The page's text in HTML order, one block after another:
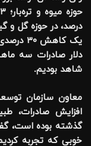
درصد، در حوزه گل و
یک
شاهد بودیم.
معاون سازمان
افزایش صادرات،
گذشته بوده است،
خوبی که تجربه